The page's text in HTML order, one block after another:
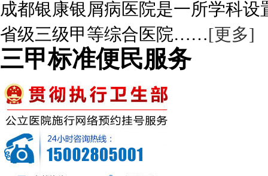
成都银康银屑病医院是一所学科
省级三级甲等综合医院……[更多]
三甲标准便民服务